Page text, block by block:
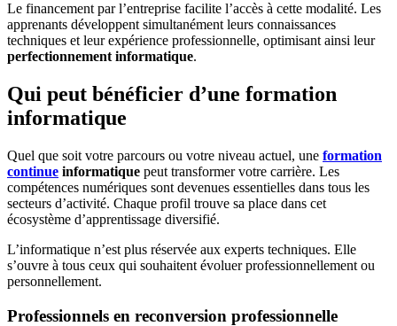
Le financement par l’entreprise facilite l’accès à cette modalité. Les
apprenants développent simultanément leurs connaissances
techniques et leur expérience professionnelle, optimisant ainsi leur
perfectionnement informatique.
Qui peut bénéficier d’une formation
informatique
Quel que soit votre parcours ou votre niveau actuel, une formation
continue informatique peut transformer votre carrière. Les
compétences numériques sont devenues essentielles dans tous les
secteurs d’activité. Chaque profil trouve sa place dans cet
écosystème d’apprentissage diversifié.
L’informatique n’est plus réservée aux experts techniques. Elle
s’ouvre à tous ceux qui souhaitent évoluer professionnellement ou
personnellement.
Professionnels en reconversion professionnelle